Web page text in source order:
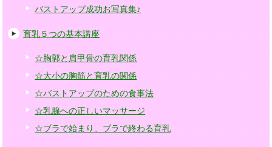
バストアップ成功お写真集♪
育乳５つの基本講座
☆胸郭と肩甲骨の育乳関係
☆大小の胸筋と育乳の関係
☆バストアップのための食事法
☆乳腺への正しいマッサージ
☆ブラで始まり、ブラで終わる育乳